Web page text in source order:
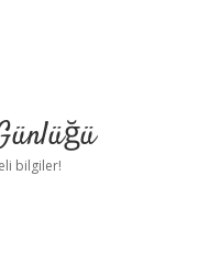
bilgiler!